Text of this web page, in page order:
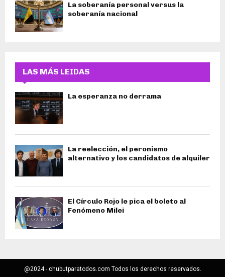
La soberanía personal versus la
soberanía nacional
LAS MÁS LEIDAS
La esperanza no derrama
La reelección, el peronismo
alternativo y los candidatos de alquiler
El Círculo Rojo le pica el boleto al
Fenómeno Milei
@2024 - chubutparatodos.com Todos los derechos reservados.